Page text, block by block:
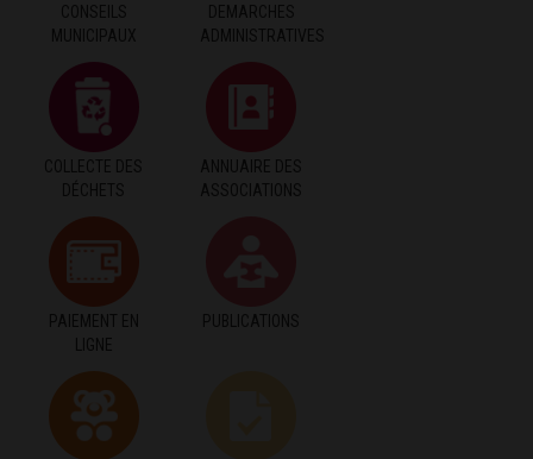
CONSEILS
MUNICIPAUX
DEMARCHES
ADMINISTRATIVES
COLLECTE DES
DÉCHETS
ANNUAIRE DES
ASSOCIATIONS
PAIEMENT EN
LIGNE
PUBLICATIONS